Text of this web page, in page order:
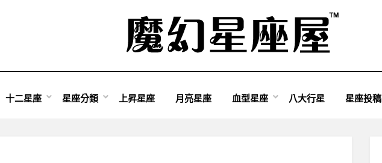
十二星座 星座分類 上昇星座 月亮星座 血型星座 八大行星 星座投稿